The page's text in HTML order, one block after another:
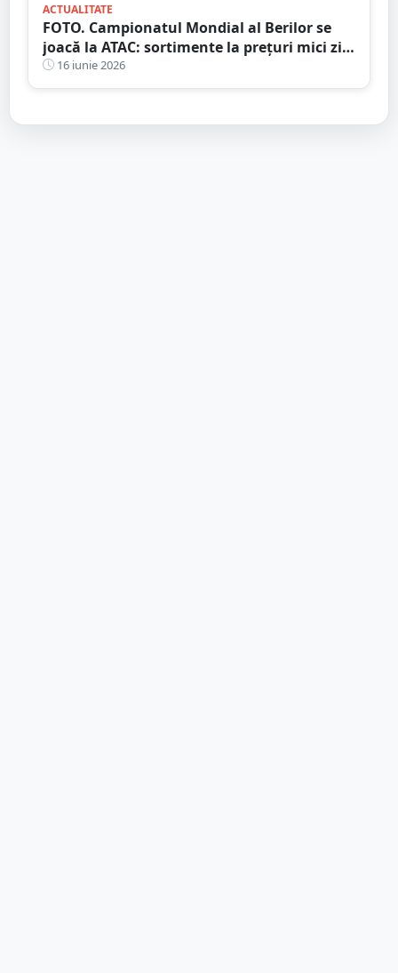
ACTUALITATE
FOTO. Campionatul Mondial al Berilor se
joacă la ATAC: sortimente la prețuri mici zi
de zi16 iunie 2026